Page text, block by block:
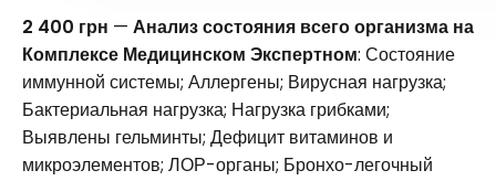
2 400 грн — Анализ состояния всего организма на
Комплексе Медицинском Экспертном: Состояние
иммунной системы; Аллергены; Вирусная нагрузка;
Бактериальная нагрузка; Нагрузка грибками;
Выявлены гельминты; Дефицит витаминов и
микроэлементов; ЛОР-органы; Бронхо-легочный